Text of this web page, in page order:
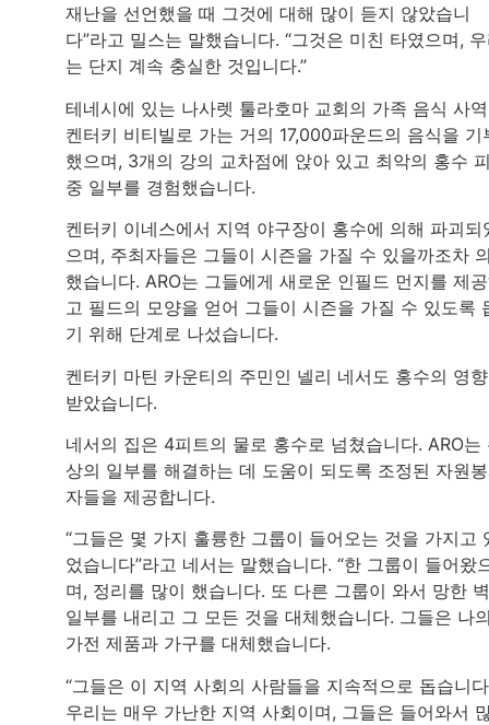
재난을 선언했을 때 그것에 대해 많이 듣지 않았습니
다”라고 밀스는 말했습니다. “그것은 미친 타였으며,
는 단지 계속 충실한 것입니다.”
테네시에 있는 나사렛 툴라호마 교회의 가족 음식 사
켄터키 비티빌로 가는 거의 17,000파운드의 음식을 기
했으며, 3개의 강의 교차점에 앉아 있고 최악의 홍수
중 일부를 경험했습니다.
켄터키 이네스에서 지역 야구장이 홍수에 의해 파괴되
으며, 주최자들은 그들이 시즌을 가질 수 있을까조차
했습니다. ARO는 그들에게 새로운 인필드 먼지를 제
고 필드의 모양을 얻어 그들이 시즌을 가질 수 있도록
기 위해 단계로 나섰습니다.
켄터키 마틴 카운티의 주민인 넬리 네서도 홍수의 영
받았습니다.
네서의 집은 4피트의 물로 홍수로 넘쳤습니다. ARO는
상의 일부를 해결하는 데 도움이 되도록 조정된 자원
자들을 제공합니다.
“그들은 몇 가지 훌륭한 그룹이 들어오는 것을 가지고
었습니다”라고 네서는 말했습니다. “한 그룹이 들어왔
며, 정리를 많이 했습니다. 또 다른 그룹이 와서 망한
일부를 내리고 그 모든 것을 대체했습니다. 그들은 나
가전 제품과 가구를 대체했습니다.
“그들은 이 지역 사회의 사람들을 지속적으로 돕습니
우리는 매우 가난한 지역 사회이며, 그들은 들어와서